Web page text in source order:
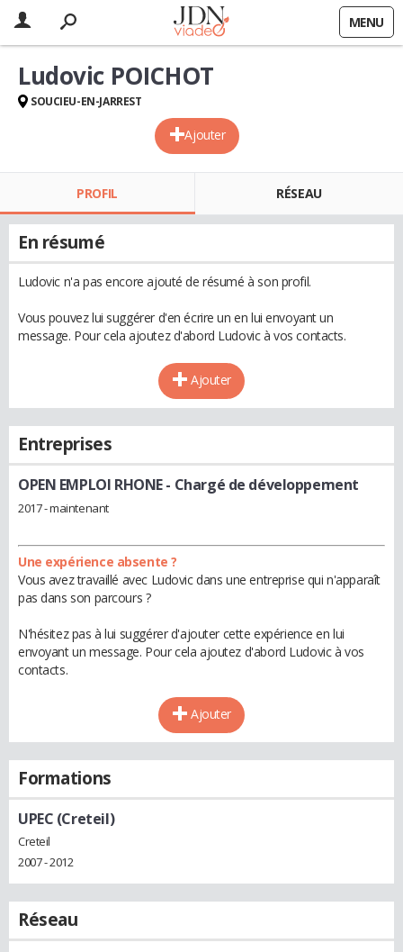
MENU
Ajouter
Ludovic POICHOT
SOUCIEU-EN-JARREST
PROFIL RÉSEAU
En résumé
Ludovic n'a pas encore ajouté de résumé à son profil.
Vous pouvez lui suggérer d'en écrire un en lui envoyant un
message. Pour cela ajoutez d'abord Ludovic à vos contacts.
Ajouter
Entreprises
OPEN EMPLOI RHONE- Chargé de développement
2017 - maintenant
Une expérience absente ?
Vous avez travaillé avec Ludovic dans une entreprise qui n'apparaît
pas dans son parcours ?
N'hésitez pas à lui suggérer d'ajouter cette expérience en lui
envoyant un message. Pour cela ajoutez d'abord Ludovic à vos
contacts.
Ajouter
Formations
UPEC (Creteil)
Creteil
2007 - 2012
Réseau